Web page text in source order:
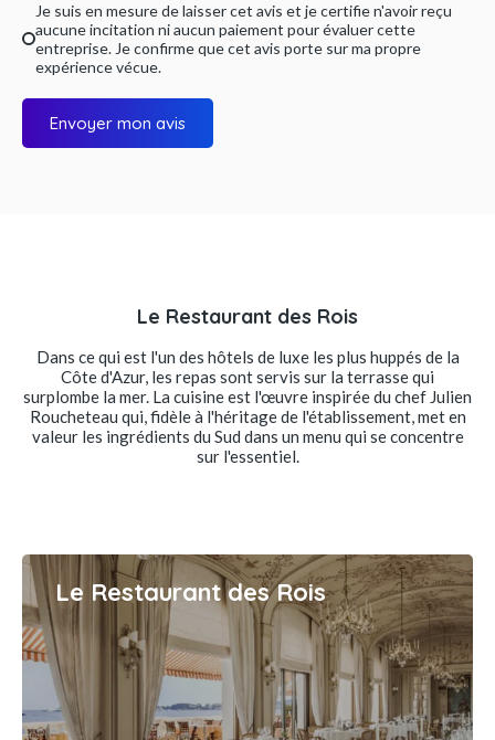
Je suis en mesure de laisser cet avis et je certifie n'avoir reçu
aucune incitation ni aucun paiement pour évaluer cette
entreprise. Je confirme que cet avis porte sur ma propre
expérience vécue.
Envoyer mon avis
Le Restaurant des Rois
Dans ce qui est l'un des hôtels de luxe les plus huppés de la
Côte d'Azur, les repas sont servis sur la terrasse qui
surplombe la mer. La cuisine est l'œuvre inspirée du chef Julien
Roucheteau qui, fidèle à l'héritage de l'établissement, met en
valeur les ingrédients du Sud dans un menu qui se concentre
sur l'essentiel.
Le Restaurant des Rois